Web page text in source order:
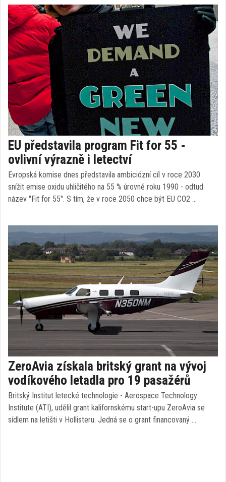
EU představila program Fit for 55 -
ovlivní výrazně i letectví
Evropská komise dnes představila ambiciózní cíl v roce 2030
snížit emise oxidu uhličitého na 55 % úrovně roku 1990 - odtud
název "Fit for 55". S tím, že v roce 2050 chce být EU CO2 …
ZeroAvia získala britský grant na vývoj
vodíkového letadla pro 19 pasažérů
Britský Institut letecké technologie - Aerospace Technology
Institute (ATI), udělil grant kalifornskému start-upu ZeroAvia se
sídlem na letišti v Hollisteru. Jedná se o grant financovaný …